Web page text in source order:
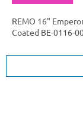
REMO 16"
Coated BE-0116-